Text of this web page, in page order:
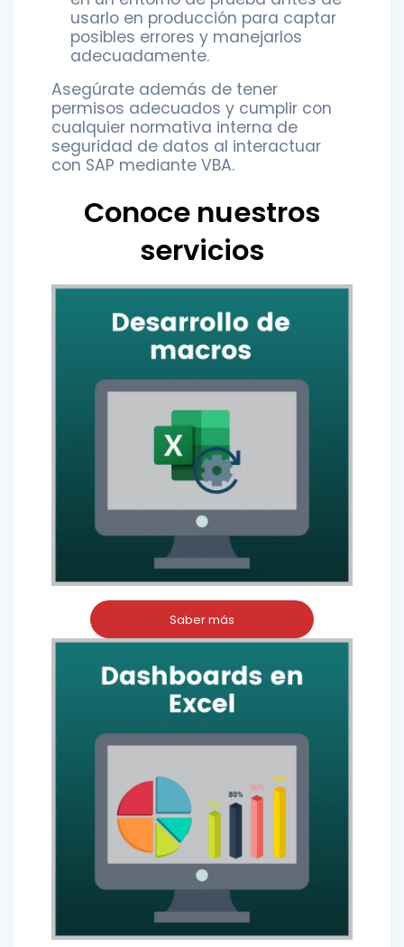
usarlo en producción para captar
posibles errores y manejarlos
adecuadamente.
Asegúrate además de tener
permisos adecuados y cumplir con
cualquier normativa interna de
seguridad de datos al interactuar
con SAP mediante VBA.
Conoce nuestros
servicios
Saber más